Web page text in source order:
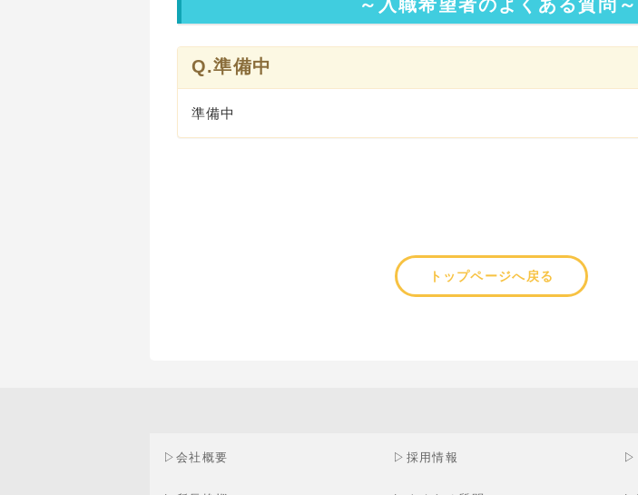
～入職希望者のよくある質問～
Q.準備中
準備中
トップページへ戻る
▷ 会社概要 ▷ 採用情報 ▷